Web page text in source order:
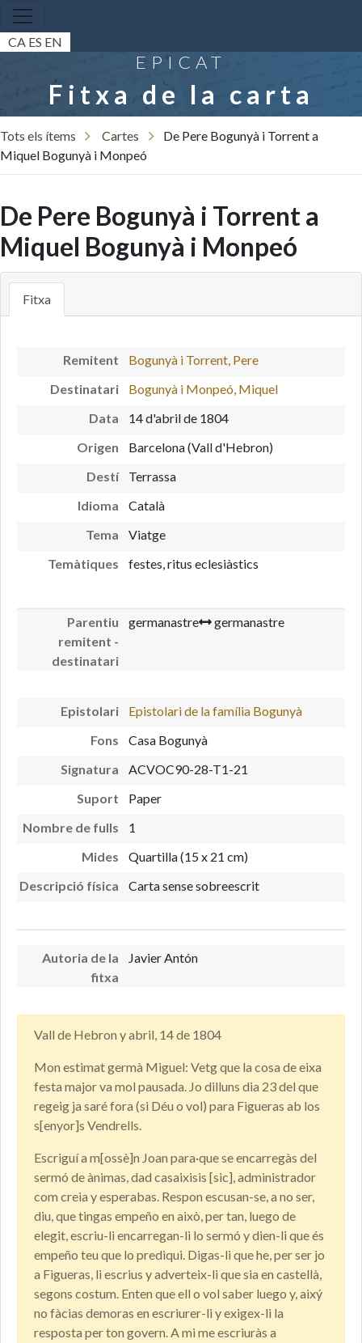
CA ES EN
EPICAT
Fitxa de la carta
Tots els ítems Cartes
De Pere Bogunyà i Torrent a
Miquel Bogunyà i Monpeó
De Pere Bogunyà i Torrent a
Miquel Bogunyà i Monpeó
Fitxa
Remitent
Bogunyà i Torrent, Pere
Destinatari
Bogunyà i Monpeó, Miquel
Data
14 d'abril de 1804
Origen
Barcelona (Vall d'Hebron)
Destí
Terrassa
Idioma
Català
Tema
Viatge
Temàtiques
festes, ritus eclesiàstics
Parentiu
remitent -
destinatari
germanastre germanastre
Epistolari
Epistolari de la família Bogunyà
Fons
Casa Bogunyà
Signatura
ACVOC90-28-T1-21
Suport
Paper
Nombre de fulls
1
Mides
Quartilla (15 x 21 cm)
Descripció física
Carta sense sobreescrit
Autoria de la
fitxa
Javier Antón
Vall de Hebron y abril, 14 de 1804
Mon estimat germà Miguel: Vetg que la cosa de eixa
festa major va mol pausada. Jo dilluns dia 23 del que
regeig ja saré fora (si Déu o vol) para Figueras ab los
s[enyor]s Vendrells.
Escriguí a m[ossè]n Joan para·que se encarregàs del
sermó de ànimas, dad casaixisis [sic], administrador
com creia y esperabas. Respon escusan-se, a no ser,
diu, que tingas empeño en això, per tan, luego de
elegit, escriu-li encarregan-li lo sermó y dien-li que és
empeño teu que lo prediqui. Digas-li que he, per ser jo
a Figueras, li escrius y adverteix-li que sia en castellà,
segons costum. Enten que ell o vol saber luego y, aixý
no fàcias demoras en escriurer-li y exigex-li la
resposta per ton govern. A mi me escriuràs a